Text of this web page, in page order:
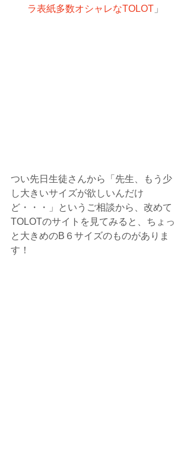
ラ表紙多数オシャレなTOLOT」
つい先日生徒さんから「先生、もう少
し大きいサイズが欲しいんだけ
ど・・・」というご相談から、改めて
TOLOTのサイトを見てみると、ちょっ
と大きめのB６サイズのものがありま
す！